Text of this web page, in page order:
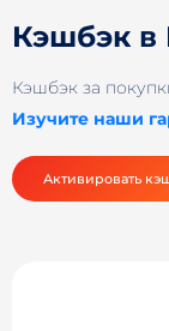
Кэшбэк в
Кэшбэк за
Изучите наши
Активировать